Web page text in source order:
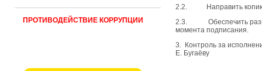
ПРОТИВОДЕЙСТВИЕ КОРРУПЦИИ
2.2. Направить копию
2.3. Обеспечить
момента подписания.
3. Контроль за
Е. Бугаёву